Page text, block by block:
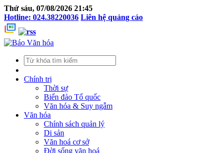
Thứ sáu, 07/08/2026 21:45
Hotline: 024.38220036 Liên hệ quảng cáo
Chính trị
Thời sự
Biển đảo Tổ quốc
Văn hóa & Suy ngẫm
Văn hóa
Chính sách quản lý
Di sản
Văn hoá cơ sở
Đời sống văn hoá